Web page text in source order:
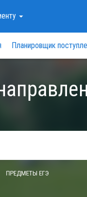
Планировщик
ПРЕДМЕТЫ ЕГЭ